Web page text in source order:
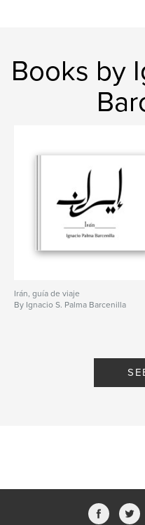
Books by
Irán, guía de viaje
By Ignacio S. Palma Barcenilla